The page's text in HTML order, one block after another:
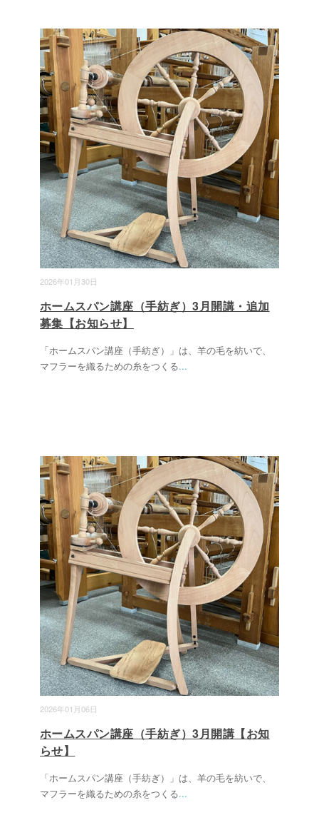
2026年01月30日
ホームスパン講座（手紡ぎ）3月開講・追加
募集【お知らせ】
「ホームスパン講座（手紡ぎ）」は、羊の毛を紡いで、
マフラーを織るための糸をつくる...
2026年01月06日
ホームスパン講座（手紡ぎ）3月開講【お知
らせ】
「ホームスパン講座（手紡ぎ）」は、羊の毛を紡いで、
マフラーを織るための糸をつくる...